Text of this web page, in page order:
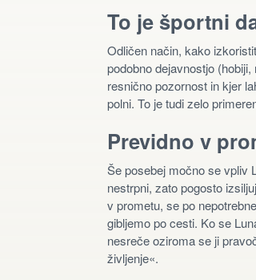
To je športni
Odličen način, kako
podobno dejavnostjo
resnično pozornost in kjer
polni. To je tudi zelo
Previdno v
Še posebej močno se vpliv
nestrpni, zato pogosto
v prometu, se po
gibljemo po cesti. Ko se
nesreče oziroma se ji
življenje«.